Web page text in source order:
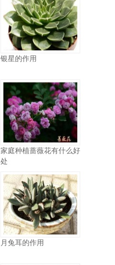
银星的作用
家庭种植蔷薇花有什么好
处
月兔耳的作用